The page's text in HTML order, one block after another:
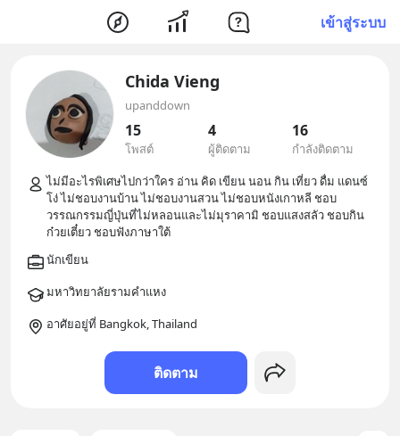
เข้าสู่ระบบ
Chida Vieng
upanddown
15
โพสต์
4
ผู้ติดตาม
16
กำลังติดตาม
ไม่มีอะไรพิเศษไปกว่าใคร อ่าน คิด เขียน นอน กิน เที่ยว ดื่ม แดนซ์
โง่ ไม่ชอบงานบ้าน ไม่ชอบงานสวน ไม่ชอบหนังเกาหลี ชอบ
วรรณกรรมญี่ปุ่นที่ไม่หลอนและไม่มุราคามิ ชอบแสงสลัว ชอบกิน
อาศัยอยู่ที่ Bangkok, Thailand
ติดตาม